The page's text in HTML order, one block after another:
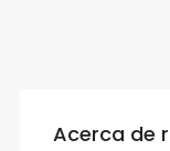
Acerca de